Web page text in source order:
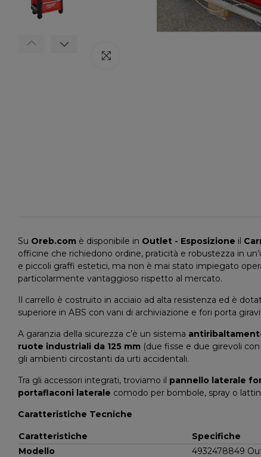
Su Oreb.com è disponibile in Outlet - Esposizione il
officine che richiedono ordine, praticità e robustezza in
e piccoli graffi estetici, ma non è mai stato impiegato
particolarmente vantaggioso rispetto al mercato.
Il carrello è costruito in acciaio ad alta resistenza ed è
superiore in ABS con vani di archiviazione e fori porta
A garanzia della sicurezza c’è un sistema
ruote industriali da 125 mm (due fisse e due girevoli
gli ambienti circostanti da urti accidentali.
Tra gli accessori integrati, troviamo il pannello laterale
portaflaconi laterale comodo per bombole, spray o
Caratteristiche Tecniche
Caratteristiche
Specifiche
Modello
4932478849